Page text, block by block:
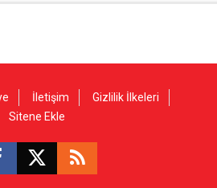
İletişim
Gizlilik İlkeleri
Sitene Ekle